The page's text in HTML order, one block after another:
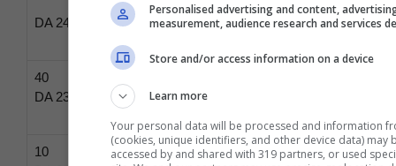
DA 24 ESTRAZIONI
40
DA 23 ESTRAZIONI
10
3
Personalised advertising and content,
measurement, audience research and services
Store and/or access information on a device
Learn more
Your personal data will be processed and information
(cookies, unique identifiers, and other device data) may
accessed by and shared with 319 partners, or used